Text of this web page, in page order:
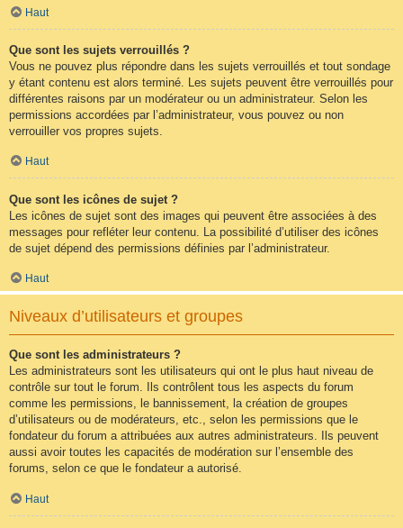
Haut
Que sont les sujets verrouillés ?
Vous ne pouvez plus répondre dans les sujets verrouillés et tout sondage
y étant contenu est alors terminé. Les sujets peuvent être verrouillés pour
différentes raisons par un modérateur ou un administrateur. Selon les
permissions accordées par l’administrateur, vous pouvez ou non
verrouiller vos propres sujets.
Haut
Que sont les icônes de sujet ?
Les icônes de sujet sont des images qui peuvent être associées à des
messages pour refléter leur contenu. La possibilité d’utiliser des icônes
de sujet dépend des permissions définies par l’administrateur.
Haut
Niveaux d’utilisateurs et groupes
Que sont les administrateurs ?
Les administrateurs sont les utilisateurs qui ont le plus haut niveau de
contrôle sur tout le forum. Ils contrôlent tous les aspects du forum
comme les permissions, le bannissement, la création de groupes
d’utilisateurs ou de modérateurs, etc., selon les permissions que le
fondateur du forum a attribuées aux autres administrateurs. Ils peuvent
aussi avoir toutes les capacités de modération sur l’ensemble des
forums, selon ce que le fondateur a autorisé.
Haut